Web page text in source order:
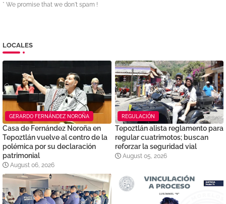
* We promise that we don't spam !
LOCALES
GERARDO FERNÁNDEZ NOROÑA
Casa de Fernández Noroña en
Tepoztlán vuelve al centro de la
polémica por su declaración
patrimonial
August 06, 2026
REGULACIÓN
Tepoztlán alista reglamento para
regular cuatrimotos; buscan
reforzar la seguridad vial
August 05, 2026